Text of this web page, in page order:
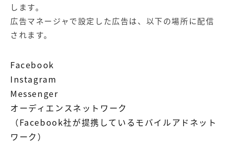
します。
広告マネージャで設定した広告は、以下の場所に配信
されます。
Facebook
Instagram
Messenger
オーディエンスネットワーク
（Facebook社が提携しているモバイルアドネット
ワーク）